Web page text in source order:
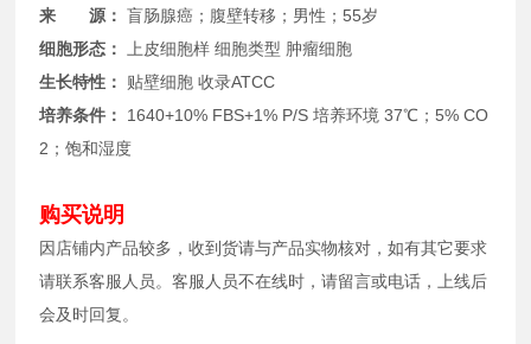
来 源：盲肠腺癌；腹壁转移；男性；55岁
细胞形态：
上皮细胞样 细胞类型 肿瘤细胞
生长特性：
贴壁细胞 收录ATCC
培养条件：
1640+10% FBS+1% P/S 培养环境 37℃；5% CO
2；饱和湿度
购买说明
因店铺内产品较多，收到货请与产品实物核对，如有其它要求
请联系客服人员。客服人员不在线时，请留言或电话，上线后
会及时回复。